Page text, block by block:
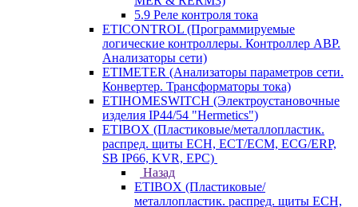
5.9 Реле контроля тока
ETICONTROL (Программируемые
логические контроллеры. Контроллер АВР.
Анализаторы сети)
ETIMETER (Анализаторы параметров сети.
Конвертер. Трансформаторы тока)
ETIHOMESWITCH (Электроустановочные
изделия IP44/54 "Hermetics")
ETIBOX (Пластиковые/металлопластик.
распред. щиты ECH, ECT/ECM, ECG/ERP,
SB IP66, KVR, EPC)
Назад
ETIBOX (Пластиковые/
металлопластик. распред. щиты ECH,